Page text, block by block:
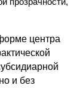
центра
и без